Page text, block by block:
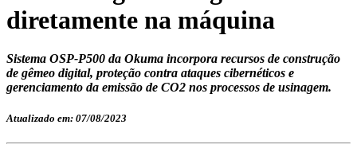
diretamente na máquina
Sistema OSP-P500 da Okuma incorpora recursos de construção
de gêmeo digital, proteção contra ataques cibernéticos e
gerenciamento da emissão de CO2 nos processos de usinagem.
Atualizado em: 07/08/2023